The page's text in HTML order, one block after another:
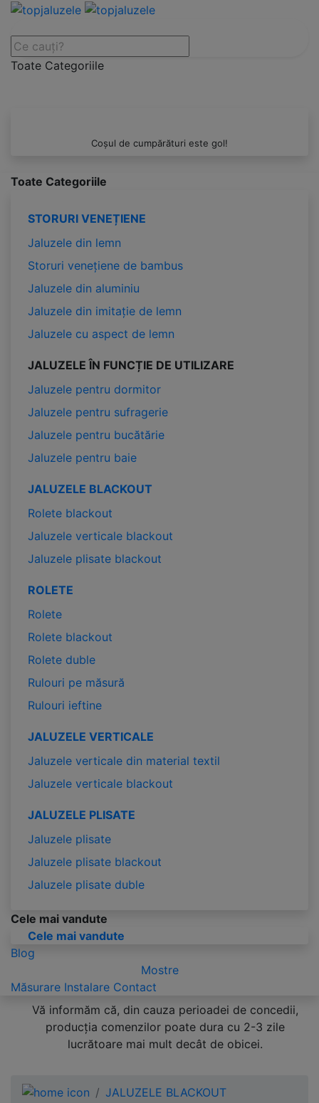
Toate Categoriile
Coșul de cumpărături este gol!
Toate Categoriile
STORURI VENEȚIENE
Jaluzele din lemn
Storuri venețiene de bambus
Jaluzele din aluminiu
Jaluzele din imitație de lemn
Jaluzele cu aspect de lemn
JALUZELE ÎN FUNCȚIE DE UTILIZARE
Jaluzele pentru dormitor
Jaluzele pentru sufragerie
Jaluzele pentru bucătărie
Jaluzele pentru baie
JALUZELE BLACKOUT
Rolete blackout
Jaluzele verticale blackout
Jaluzele plisate blackout
ROLETE
Rolete
Rolete blackout
Rolete duble
Rulouri pe măsură
Rulouri ieftine
JALUZELE VERTICALE
Jaluzele verticale din material textil
Jaluzele verticale blackout
JALUZELE PLISATE
Jaluzele plisate
Jaluzele plisate blackout
Jaluzele plisate duble
Cele mai vandute
Cele mai vandute
Blog
Mostre
Măsurare Instalare Contact
Vă informăm că, din cauza perioadei de concedii,
producția comenzilor poate dura cu 2-3 zile
lucrătoare mai mult decât de obicei.
JALUZELE BLACKOUT